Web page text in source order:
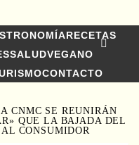
RECETAS
SALUDVEGANO
CONTACTO
CNMC SE REUNIRÁN
QUE LA BAJADA DEL
CONSUMIDOR